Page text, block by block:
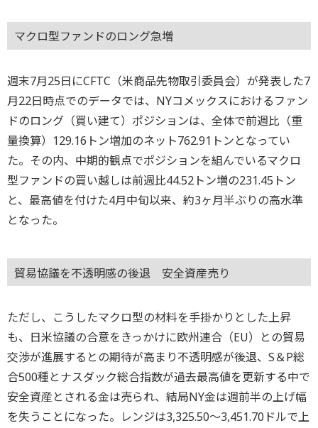
マクロ型ファンドのロング急増
週末7月25日にCFTC（米商品先物取引委員会）が発表した7
月22日時点でのデータでは、NYコメックスにおけるファン
ドのロング（買い建て）ポジションは、全体で前週比（重
量換算）129.16トン増加のネット762.91トンとなってい
た。その内、中期的観点でポジションを組んでいるマクロ
型ファンドの買い越しは前週比44.52トン増の231.45トン
と、最高値を付けた4月中旬以来、約3ヶ月半ぶりの高水準
となった。
貿易協議を不透明感の後退 安全資産売り
ただし、こうしたマクロ型の材料を手掛かりとした上昇
も、日米協議の合意をきっかけに欧州連合（EU）との貿易
交渉が進展するとの期待が高まり不透明感が後退、S＆P総
合500種とナスダック総合指数が過去最高値を更新する中で
安全資産とされる金は売られ、結局NY金は週前半の上げ幅
を失うことになった。レンジは3,325.50～3,451.70ドルで上